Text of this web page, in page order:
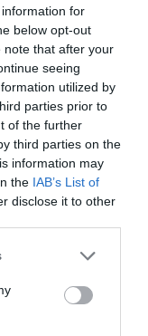
for
below opt-out
note that after your
seeing
utilized by
parties prior to
of the further
third parties on the
information may
the IAB’s List of
disclose it to other
or more Google
You may click to
party tags to
in below Google
From